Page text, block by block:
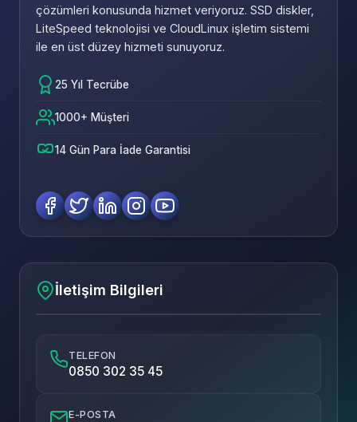
çözümleri konusunda hizmet veriyoruz. SSD diskler,
LiteSpeed teknolojisi ve CloudLinux işletim sistemi
ile en üst düzey hizmeti sunuyoruz.
25 Yıl Tecrübe
1000+ Müşteri
14 Gün Para İade Garantisi
İletişim Bilgileri
TELEFON
0850 302 35 45
E-POSTA